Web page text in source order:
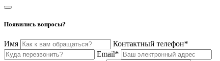
Появились вопросы?
Имя
Контактный телефон*
Email*